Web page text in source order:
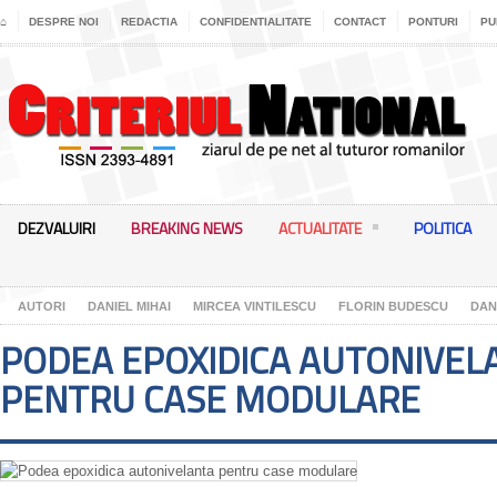
⌂ DESPRE NOI REDACTIA CONFIDENTIALITATE CONTACT PONTURI
DEZVALUIRI BREAKING NEWS ACTUALITATE POLITICA
AUTORI DANIEL MIHAI MIRCEA VINTILESCU FLORIN BUDESCU
PODEA EPOXIDICA
PENTRU CASE MODULARE